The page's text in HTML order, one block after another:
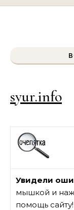
syur.info
Увидели
мышкой и
помощь сайту!